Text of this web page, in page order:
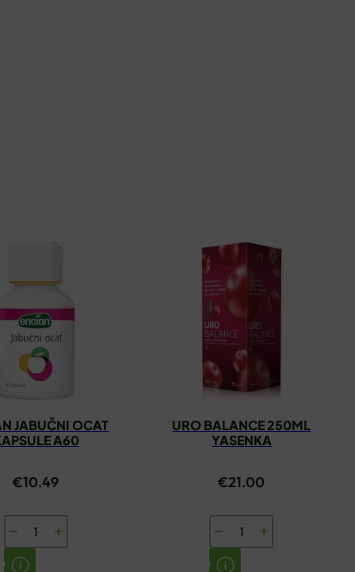
JABUČNI OCAT
A60
€10.49
ENCIAN
JABUČNI
URO BALANCE 250ML
YASENKA
€21.00
URO
BALANCE